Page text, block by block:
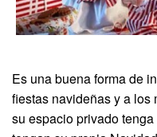
Es una buena forma de
fiestas navideñas y a los
su espacio privado